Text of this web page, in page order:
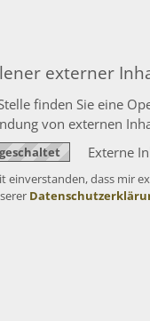
externer
finden Sie eine
von externen
Externe
einverstanden, dass mir